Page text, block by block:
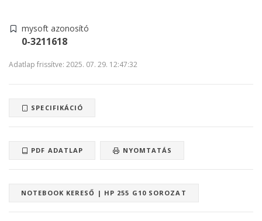
mysoft azonosító
0-3211618
Adatlap frissítve: 2025. 07. 29. 12:47:32
SPECIFIKÁCIÓ
PDF ADATLAP NYOMTATÁS
NOTEBOOK KERESŐ | HP 255 G10 SOROZAT